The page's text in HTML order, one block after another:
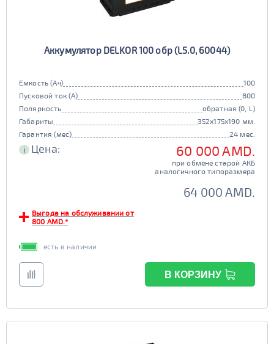
Аккумулятор DELKOR 100 обр (L5.0, 60044)
Емкость (Ач)
100
Пусковой ток (А)
800
Полярность
обратная (0, L)
Габариты
352x175x190 мм.
Гарантия (мес)
24 мес.
i Цена: 60 000 AMD.
при обмене старой АКБ
аналогичного типоразмера
64 000 AMD.
Выгода на обслуживании от
800 AMD.*
есть в наличии
В КОРЗИНУ